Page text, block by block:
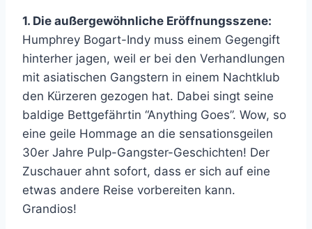
1. Die außergewöhnliche Eröffnungsszene:
Humphrey Bogart-Indy muss einem Gegengift
hinterher jagen, weil er bei den Verhandlungen
mit asiatischen Gangstern in einem Nachtklub
den Kürzeren gezogen hat. Dabei singt seine
baldige Bettgefährtin “Anything Goes”. Wow, so
eine geile Hommage an die sensationsgeilen
30er Jahre Pulp-Gangster-Geschichten! Der
Zuschauer ahnt sofort, dass er sich auf eine
etwas andere Reise vorbereiten kann.
Grandios!